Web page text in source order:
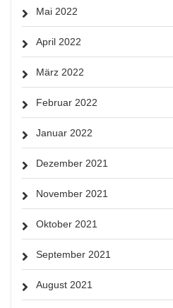
Mai 2022
April 2022
März 2022
Februar 2022
Januar 2022
Dezember 2021
November 2021
Oktober 2021
September 2021
August 2021